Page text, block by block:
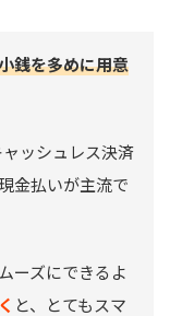
銭を多めに用意
ッシュレス決済
金払いが主流で
ーズにできるよ
と、とてもスマ